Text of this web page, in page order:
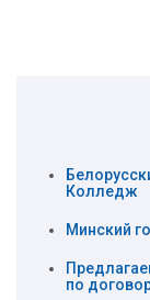
Колледж
Минский
по